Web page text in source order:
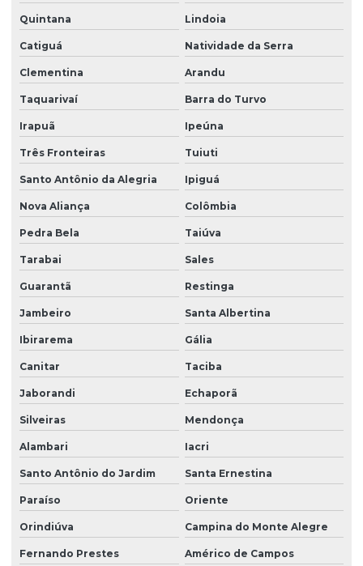
Quintana Lindoia
Catiguá Natividade da Serra
Clementina Arandu
Taquarivaí Barra do Turvo
Irapuã Ipeúna
Três Fronteiras Tuiuti
Santo Antônio da Alegria Ipiguá
Nova Aliança Colômbia
Pedra Bela Taiúva
Tarabai Sales
Guarantã Restinga
Jambeiro Santa Albertina
Ibirarema Gália
Canitar Taciba
Jaborandi Echaporã
Silveiras Mendonça
Alambari Iacri
Santo Antônio do Jardim Santa Ernestina
Paraíso Oriente
Orindiúva Campina do Monte Alegre
Fernando Prestes Américo de Campos